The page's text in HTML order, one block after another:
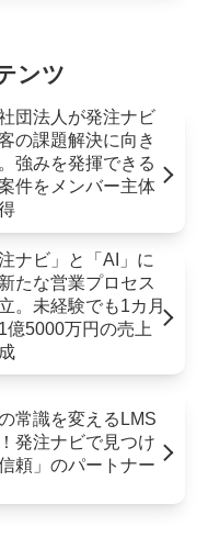
ンツ
団法人が発注ナビ
の課題解決に向き
強みを発揮できる
件をメンバー主体
注ナビ」と「AI」に
たな営業プロセス
。未経験でも1カ月
億5000万円の売上
常識を変えるLMS
発注ナビで見つけ
頼」のパートナー